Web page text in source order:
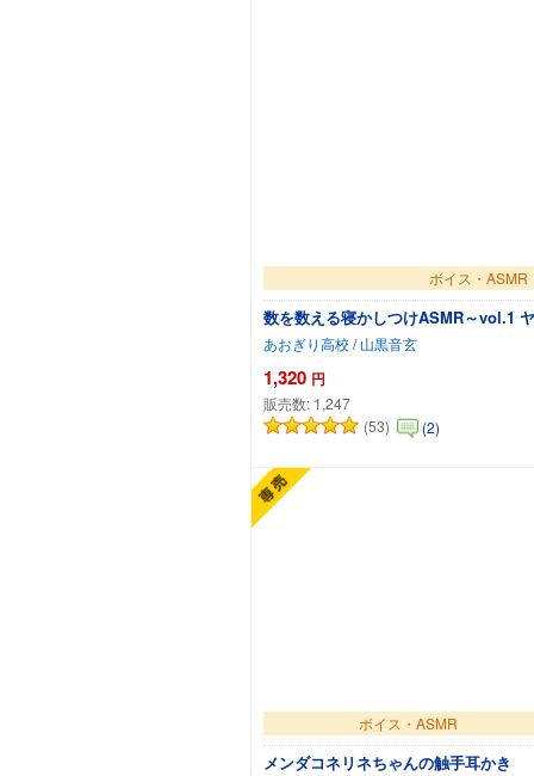
ボイス・ASMR
数を数える寝かしつけASMR～vol.1
あおぎり高校/ 山黒音玄
1,320 円
販売数: 1,247
(53)
(2)
ボイス・ASMR
メンダコネリネちゃんの触手耳かき